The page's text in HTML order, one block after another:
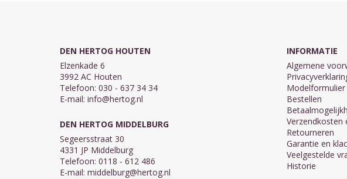
DEN HERTOG HOUTEN
Elzenkade 6
3992 AC Houten
Telefoon: 030 - 637 34 34
E-mail: info@hertog.nl
DEN HERTOG MIDDELBURG
Segeersstraat 30
4331 JP Middelburg
Telefoon: 0118 - 612 486
E-mail: middelburg@hertog.nl
INFORMATIE
Algemene
Bestellen
Verzendkosten
Retourneren
Garantie en
Veelgestelde
Historie